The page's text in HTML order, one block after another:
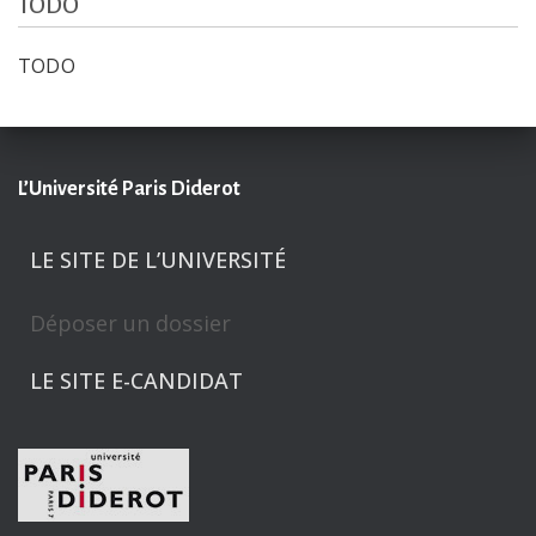
TODO
L’Université Paris Diderot
LE SITE DE L’UNIVERSITÉ
Déposer un dossier
LE SITE E-CANDIDAT